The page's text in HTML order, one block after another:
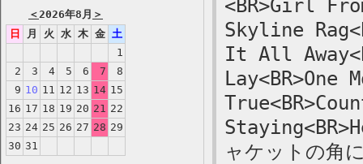
＜2026年8月 ＞
日
月 火 水 木 金 土
1
2
3 4 5 6 7
8
9 10 11 12 13 14 15
16 17 18 19 20 21 22
23 24 25 26 27 28 29
30 31
<BR>Girl
Skyline
It All
ャケットの角